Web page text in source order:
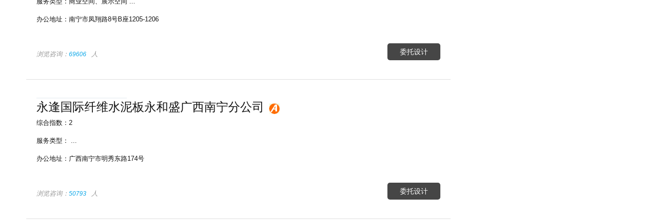
办公地址： 南宁市凤翔路8号B座1205-1206
浏览咨询： 69606 人 委托设计
永逢国际纤维水泥板永和盛广西南宁分公司
综合指数：2
服务类型： ...
办公地址： 广西南宁市明秀东路174号
浏览咨询： 50793 人 委托设计